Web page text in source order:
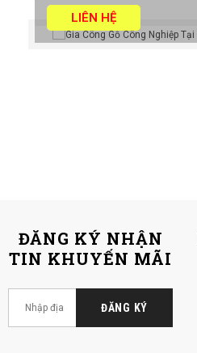
LIÊN HỆ
ĐĂNG KÝ NHẬN
TIN KHUYẾN MÃI